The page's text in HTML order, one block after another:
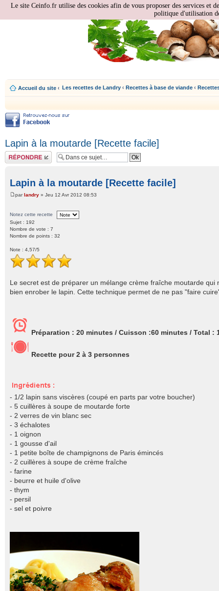
Accueil du site ‹ Les recettes de Landry ‹ Recettes à base de viande ‹
Lapin à la moutarde [Recette facile]
Répondre
Lapin à la moutarde [Recette facile]
parlandry » Jeu 12 Avr 2012 08:53
Notez cette recette
Sujet : 192
Nombre de vote : 7
Nombre de points : 32
Note : 4,57/5
Le secret est de préparer un mélange crème fraîche moutarde
bien enrober le lapin. Cette technique permet de ne pas "faire
Préparation : 20 minutes / Cuisson :60 minutes / Total :
Recette pour 2 à 3 personnes
- 1/2 lapin sans viscères (coupé en parts par votre boucher)
- 5 cuillères à soupe de moutarde forte
- 2 verres de vin blanc sec
- 3 échalotes
- 1 oignon
- 1 gousse d'ail
- 1 petite boîte de champignons de Paris émincés
- 2 cuillères à soupe de crème fraîche
- farine
- beurre et huile d'olive
- thym
- persil
- sel et poivre
Le site Ceinfo.fr utilise des cookies afin de vous proposer des services et
politique d'utilisation